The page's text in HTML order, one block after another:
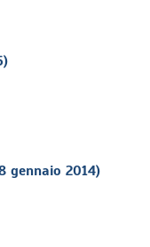
gennaio 2014)